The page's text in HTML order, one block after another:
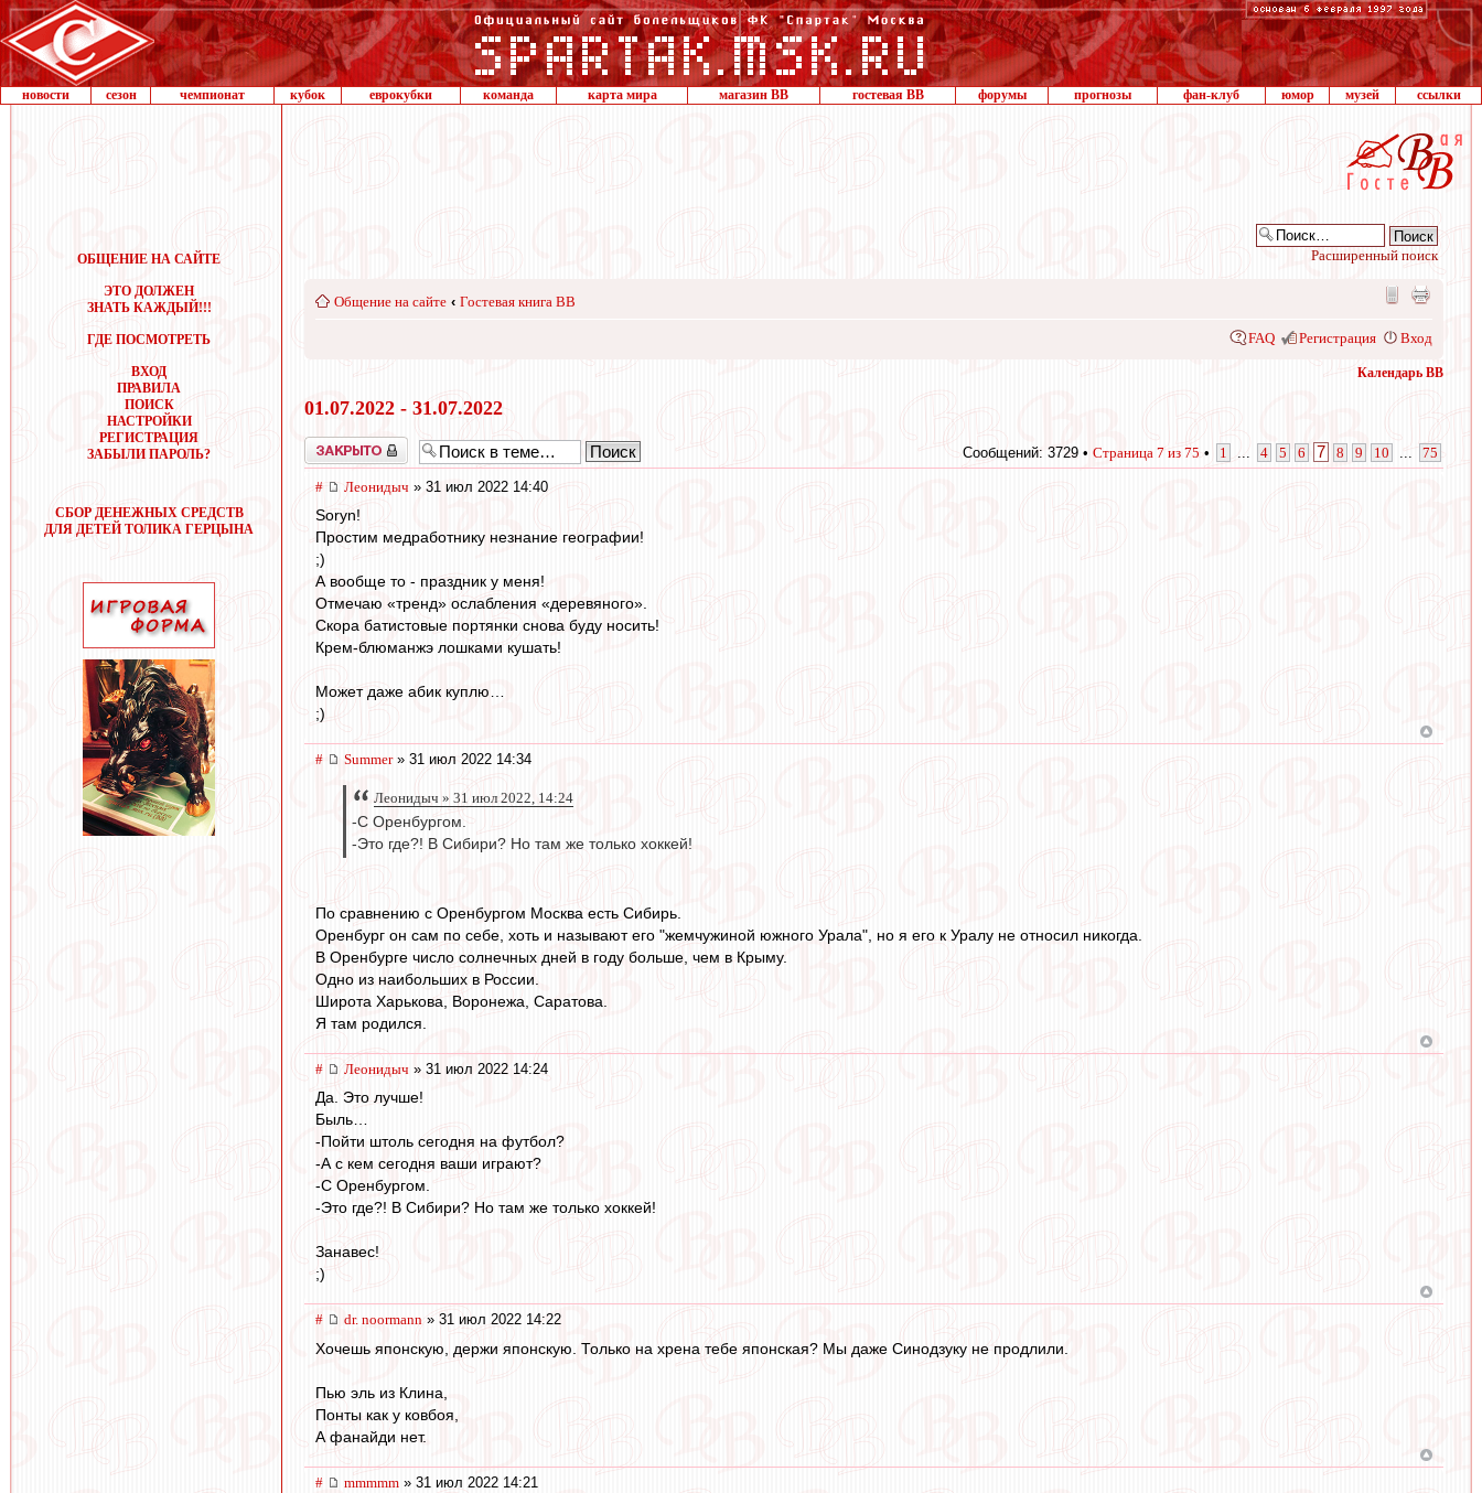
новости сезон чемпионат кубок еврокубки команда карта мира магазин ВВ гостевая ВВ форумы прогнозы фан-клуб юмор музей ссылки
ОБЩЕНИЕ НА САЙТЕ
ЭТО ДОЛЖЕН
ЗНАТЬ КАЖДЫЙ!!!
ГДЕ ПОСМОТРЕТЬ
ВХОД
ПРАВИЛА
ПОИСК
НАСТРОЙКИ
РЕГИСТРАЦИЯ
ЗАБЫЛИ ПАРОЛЬ?
СБОР ДЕНЕЖНЫХ СРЕДСТВ
ДЛЯ ДЕТЕЙ ТОЛИКА ГЕРЦЫНА
Расширенный поиск
Общение на сайте ‹ Гостевая книга ВВ
FAQ Регистрация Вход
Календарь ВВ
01.07.2022 - 31.07.2022
Закрыто Сообщений: 3729 • Страница 7 из 75 • 1 4 5 6 7 8 9 10 75
# Леонидыч » 31 июл 2022 14:40
Soryn!
Простим медработнику незнание географии!
;)
А вообще то - праздник у меня!
Отмечаю «тренд» ослабления «деревяного».
Скора батистовые портянки снова буду носить!
Крем-блюманжэ лошками кушать!
Может даже абик куплю…
;)
# Summer» 31 июл 2022 14:34
Леонидыч » 31 июл 2022, 14:24
-С Оренбургом.
-Это где?! В Сибири? Но там же только хоккей!
По сравнению с Оренбургом Москва есть Сибирь.
Оренбург он сам по себе, хоть и называют его "жемчужиной южного Урала", но я его к Уралу не относил никогда.
В Оренбурге число солнечных дней в году больше, чем в Крыму.
Одно из наибольших в России.
Широта Харькова, Воронежа, Саратова.
Я там родился.
# Леонидыч » 31 июл 2022 14:24
Да. Это лучше!
Быль…
-Пойти штоль сегодня на футбол?
-А с кем сегодня ваши играют?
-С Оренбургом.
-Это где?! В Сибири? Но там же только хоккей!
Занавес!
;)
# dr. noormann » 31 июл 2022 14:22
Хочешь японскую, держи японскую. Только на хрена тебе японская? Мы даже Синодзуку не продлили.
Пью эль из Клина,
Понты как у ковбоя,
А фанайди нет.
# mmmmm » 31 июл 2022 14:21